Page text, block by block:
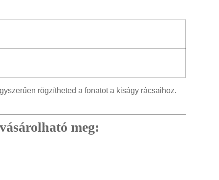
rögzítheted a fonatot a kiságy rácsaihoz.
meg: